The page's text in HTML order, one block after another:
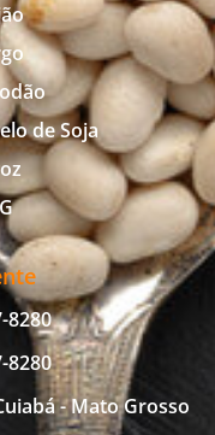
de Soja
8280
8280
- Mato Grosso